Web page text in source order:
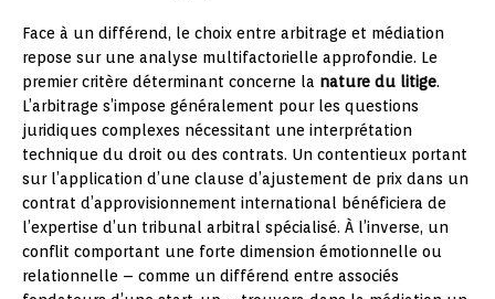
Face à un différend, le choix entre arbitrage et médiation
repose sur une analyse multifactorielle approfondie. Le
premier critère déterminant concerne la nature du litige.
L’arbitrage s’impose généralement pour les questions
juridiques complexes nécessitant une interprétation
technique du droit ou des contrats. Un contentieux portant
sur l’application d’une clause d’ajustement de prix dans un
contrat d’approvisionnement international bénéficiera de
l’expertise d’un tribunal arbitral spécialisé. À l’inverse, un
conflit comportant une forte dimension émotionnelle ou
relationnelle – comme un différend entre associés